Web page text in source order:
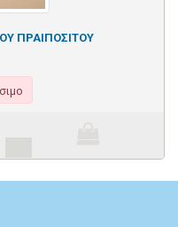
ΠΡΑΙΠΟΣΙΤΟΥ